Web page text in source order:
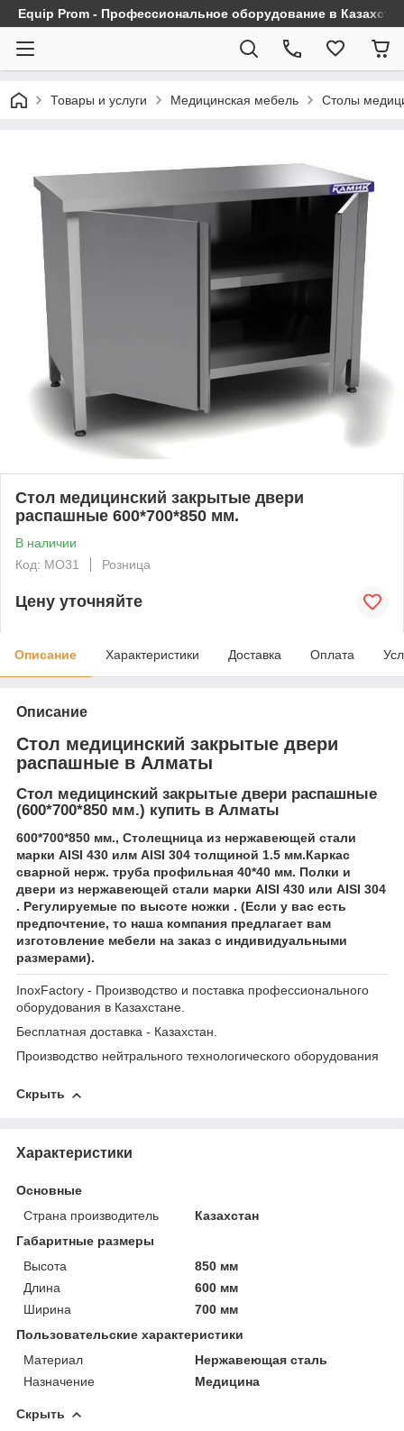
Equip Prom - Профессиональное оборудование в
Товары и услуги Медицинская мебель Столы
Стол медицинский закрытые двери
распашные 600*700*850 мм.
В наличии
Код: MO31
Розница
Цену уточняйте
Описание Характеристики Доставка Оплата
Описание
Стол медицинский закрытые двери
распашные в Алматы
Стол медицинский закрытые двери распашные
(600*700*850 мм.) купить в Алматы
600*700*850 мм., Столещница из нержавеющей стали
марки AISI 430 илм AISI 304 толщиной 1.5 мм.Каркас
сварной нерж. труба профильная 40*40 мм. Полки и
двери из нержавеющей стали марки AISI 430 или AISI 304
. Регулируемые по высоте ножки . (Если у вас есть
предпочтение, то наша компания предлагает вам
изготовление мебели на заказ с индивидуальными
размерами).
InoxFactory - Производство и поставка профессионального
оборудования в Казахстане.
Бесплатная доставка - Казахстан.
Производство нейтрального технологического оборудования
Скрыть
Характеристики
Основные
Страна производитель
Казахстан
Габаритные размеры
Высота
850 мм
Длина
600 мм
Ширина
700 мм
Пользовательские характеристики
Материал
Нержавеющая сталь
Назначение
Медицина
Скрыть